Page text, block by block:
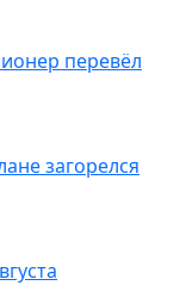
перевёл
загорелся